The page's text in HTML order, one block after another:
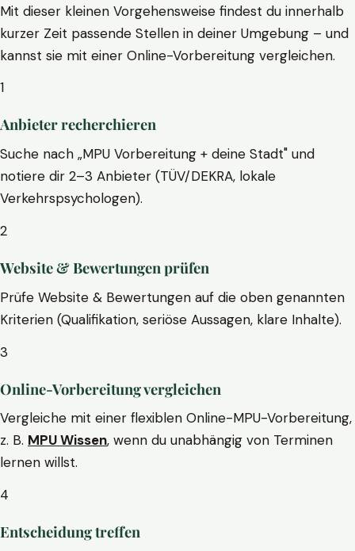
Mit dieser kleinen Vorgehensweise findest du innerhalb
kurzer Zeit passende Stellen in deiner Umgebung – und
kannst sie mit einer Online-Vorbereitung vergleichen.
1
Anbieter recherchieren
Suche nach „MPU Vorbereitung + deine Stadt" und
notiere dir 2–3 Anbieter (TÜV/DEKRA, lokale
Verkehrspsychologen).
2
Website & Bewertungen prüfen
Prüfe Website & Bewertungen auf die oben genannten
Kriterien (Qualifikation, seriöse Aussagen, klare Inhalte).
3
Online-Vorbereitung vergleichen
Vergleiche mit einer flexiblen Online-MPU-Vorbereitung,
z. B. MPU Wissen, wenn du unabhängig von Terminen
lernen willst.
4
Entscheidung treffen